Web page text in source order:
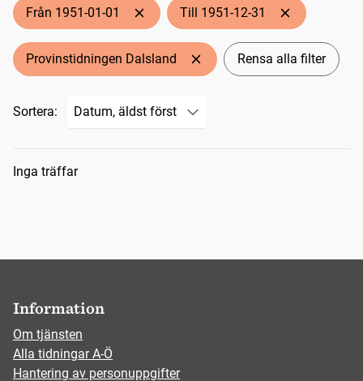
Från 1951-01-01 Till 1951-12-31
Provinstidningen Dalsland Rensa alla filter
Sortera:
Sökresultat
Inga träffar
Information
Om tjänsten
Alla tidningar A-Ö
Hantering av personuppgifter